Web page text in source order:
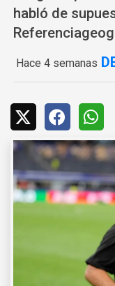
habló de
Hace 4 semanas